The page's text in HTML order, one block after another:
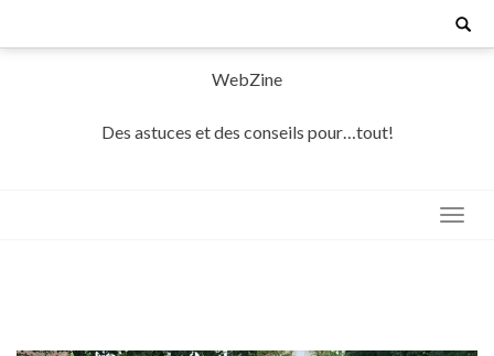
Search
WebZine
Des astuces et des conseils pour…tout!